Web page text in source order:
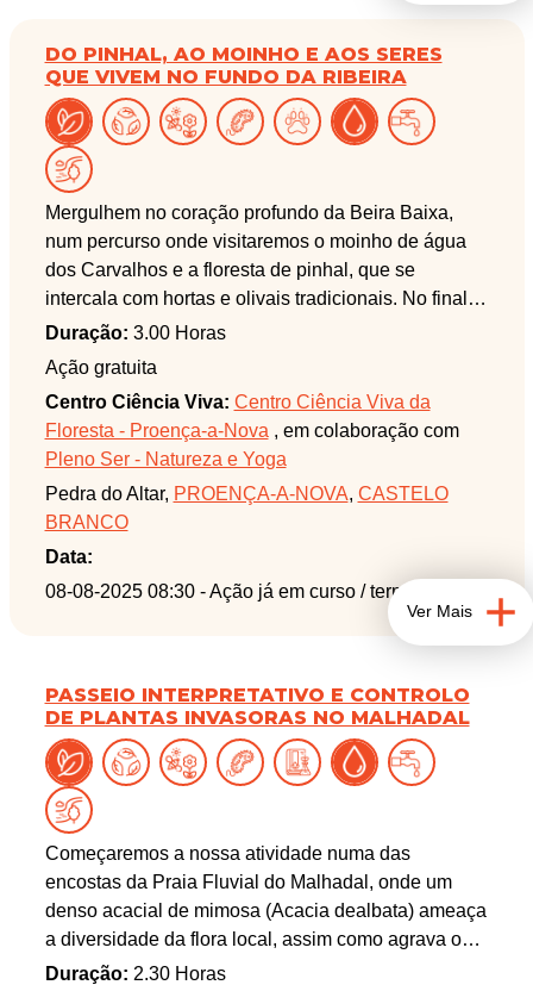
DO PINHAL, AO MOINHO E AOS SERES
QUE VIVEM NO FUNDO DA RIBEIRA
Mergulhem no coração profundo da Beira Baixa,
num percurso onde visitaremos o moinho de água
dos Carvalhos e a floresta de pinhal, que se
intercala com hortas e olivais tradicionais. No final
do percurso, debruçar-nos-emos sobre a ribeira da
Sarzedinha, onde descobriremos os inúmeros e
diversos macroinvertebrados que vivem debaixo das
pedras da ribeira. Com recurso a lupas binoculares,
ficaremos a conhecer mais de perto estes seres
aquáticos.
Duração: 3.00 Horas
Ação gratuita
Centro Ciência Viva: Centro Ciência Viva da
Floresta - Proença-a-Nova , em colaboração com
Pleno Ser - Natureza e Yoga
Pedra do Altar, PROENÇA-A-NOVA, CASTELO
BRANCO
Data:
08-08-2025 08:30 - Ação já em curso / terminada
Ver Mais
PASSEIO INTERPRETATIVO E CONTROLO
DE PLANTAS INVASORAS NO MALHADAL
Começaremos a nossa atividade numa das
encostas da Praia Fluvial do Malhadal, onde um
denso acacial de mimosa (Acacia dealbata) ameaça
a diversidade da flora local, assim como agrava o
risco de incêndio da região. Iremos realizar uma
Duração: 2.30 Horas